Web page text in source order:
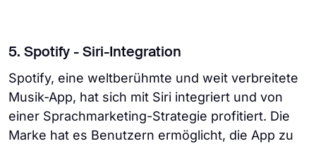
5. Spotify - Siri-Integration
Spotify, eine weltberühmte und weit verbreitete
Musik-App, hat sich mit Siri integriert und von
einer Sprachmarketing-Strategie profitiert. Die
Marke hat es Benutzern ermöglicht, die App zu